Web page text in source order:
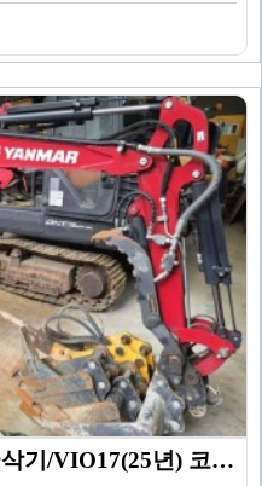
기/VIO17(25년) 코…